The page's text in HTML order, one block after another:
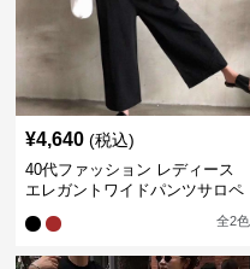
¥4,640 (税込)
40代ファッション レディース
エレガントワイドパンツサロペ
全2色